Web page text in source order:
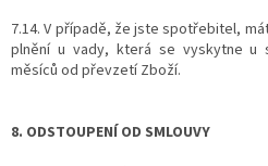
7.14. V případě, že jste spotřebitel,
plnění u vady, která se vyskytne u
měsíců od převzetí Zboží.
8. ODSTOUPENÍ OD SMLOUVY